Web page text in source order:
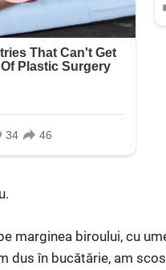
marginea biroului, cu
dus în bucătărie, am